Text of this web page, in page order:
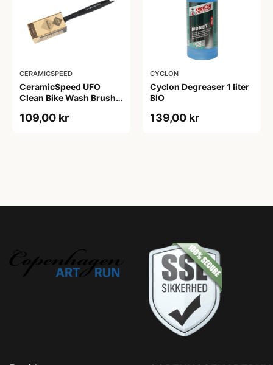
CERAMICSPEED
CeramicSpeed UFO
Clean Bike Wash Brush -
109,00 kr
CYCLON
Cyclon Degreaser 1 liter
BIO
139,00 kr